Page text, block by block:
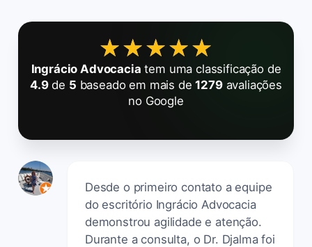
★★★★★
★★★★★
Ingrácio Advocacia tem uma classificação de
4.9de 5 baseado em mais de1279avaliações
no Google
Desde o primeiro contato a equipe
do escritório Ingrácio Advocacia
demonstrou agilidade e atenção.
Durante a consulta, o Dr. Djalma foi